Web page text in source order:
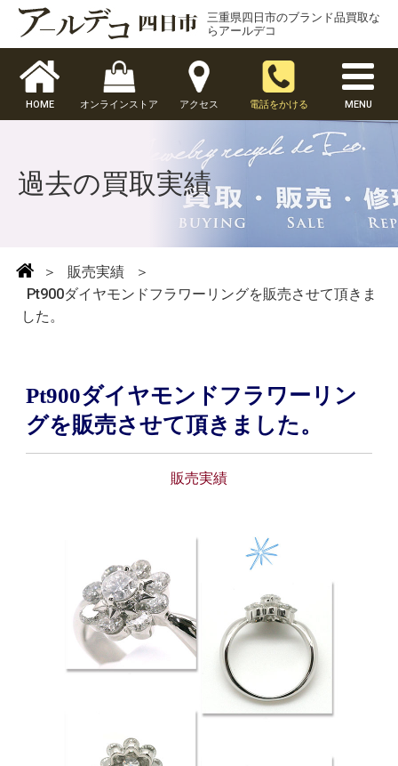
三重県四日市のブランド品買取な
らアールデコ
HOME オンラインストア アクセス 電話をかける MENU
過去の買取実績
＞ 販売実績
＞
Pt900ダイヤモンドフラワーリングを販売させて頂きま
した。
Pt900ダイヤモンドフラワーリン
グを販売させて頂きました。
販売実績